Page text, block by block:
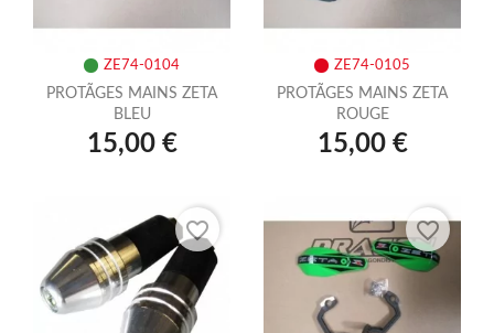
ZE74-0104
PROTÃGES MAINS ZETA
BLEU
15,00 €
ZE74-0105
PROTÃGES MAINS ZETA
ROUGE
15,00 €
favorite_border favorite_border